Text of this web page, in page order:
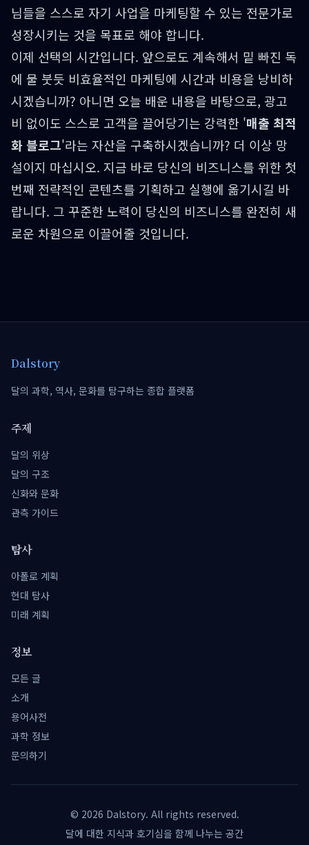
님들을 스스로 자기 사업을 마케팅할 수 있는 전문가로
성장시키는 것을 목표로 해야 합니다.
이제 선택의 시간입니다. 앞으로도 계속해서 밑 빠진 독
에 물 붓듯 비효율적인 마케팅에 시간과 비용을 낭비하
시겠습니까? 아니면 오늘 배운 내용을 바탕으로, 광고
비 없이도 스스로 고객을 끌어당기는 강력한 '매출 최적
화 블로그'라는 자산을 구축하시겠습니까? 더 이상 망
설이지 마십시오. 지금 바로 당신의 비즈니스를 위한 첫
번째 전략적인 콘텐츠를 기획하고 실행에 옮기시길 바
랍니다. 그 꾸준한 노력이 당신의 비즈니스를 완전히 새
로운 차원으로 이끌어줄 것입니다.
Dalstory
달의 과학, 역사, 문화를 탐구하는 종합 플랫폼
주제
달의 위상
달의 구조
신화와 문화
관측 가이드
탐사
아폴로 계획
현대 탐사
미래 계획
정보
모든 글
소개
용어사전
과학 정보
문의하기
© 2026 Dalstory. All rights reserved.
달에 대한 지식과 호기심을 함께 나누는 공간